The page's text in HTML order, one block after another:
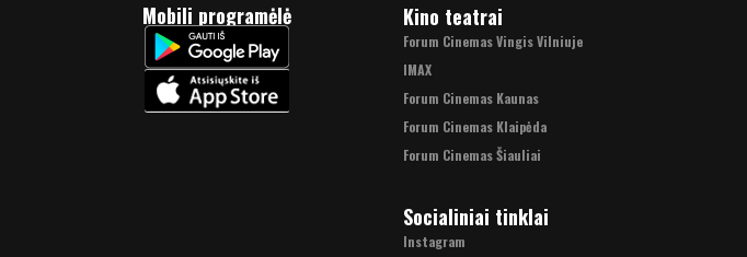
Mobili programėlė Kino teatrai
Forum Cinemas Vingis Vilniuje
IMAX
Forum Cinemas Kaunas
Forum Cinemas Klaipėda
Forum Cinemas Šiauliai
Socialiniai tinklai
Instagram